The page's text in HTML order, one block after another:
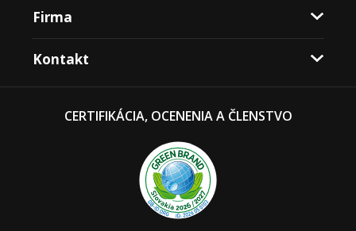
Firma
Kontakt
CERTIFIKÁCIA, OCENENIA A ČLENSTVO